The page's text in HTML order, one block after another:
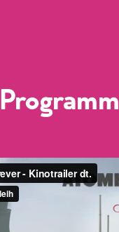
Programm